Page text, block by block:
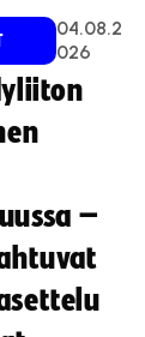
04.08.2
026
–